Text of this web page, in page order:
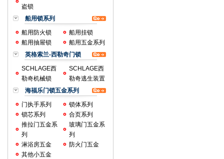
盗锁
船用锁系列
船用防火锁
船用挂锁
船用抽屉锁
船用五金系列
英格索兰-西勒奇门锁
SCHLAGE西
勒奇机械锁
SCHLAGE西
勒奇逃生装置
海福乐门锁五金系列
门执手系列
锁体系列
锁芯系列
合页系列
推拉门五金系
列
玻璃门五金系
列
淋浴房五金
防火门五金
其他小五金